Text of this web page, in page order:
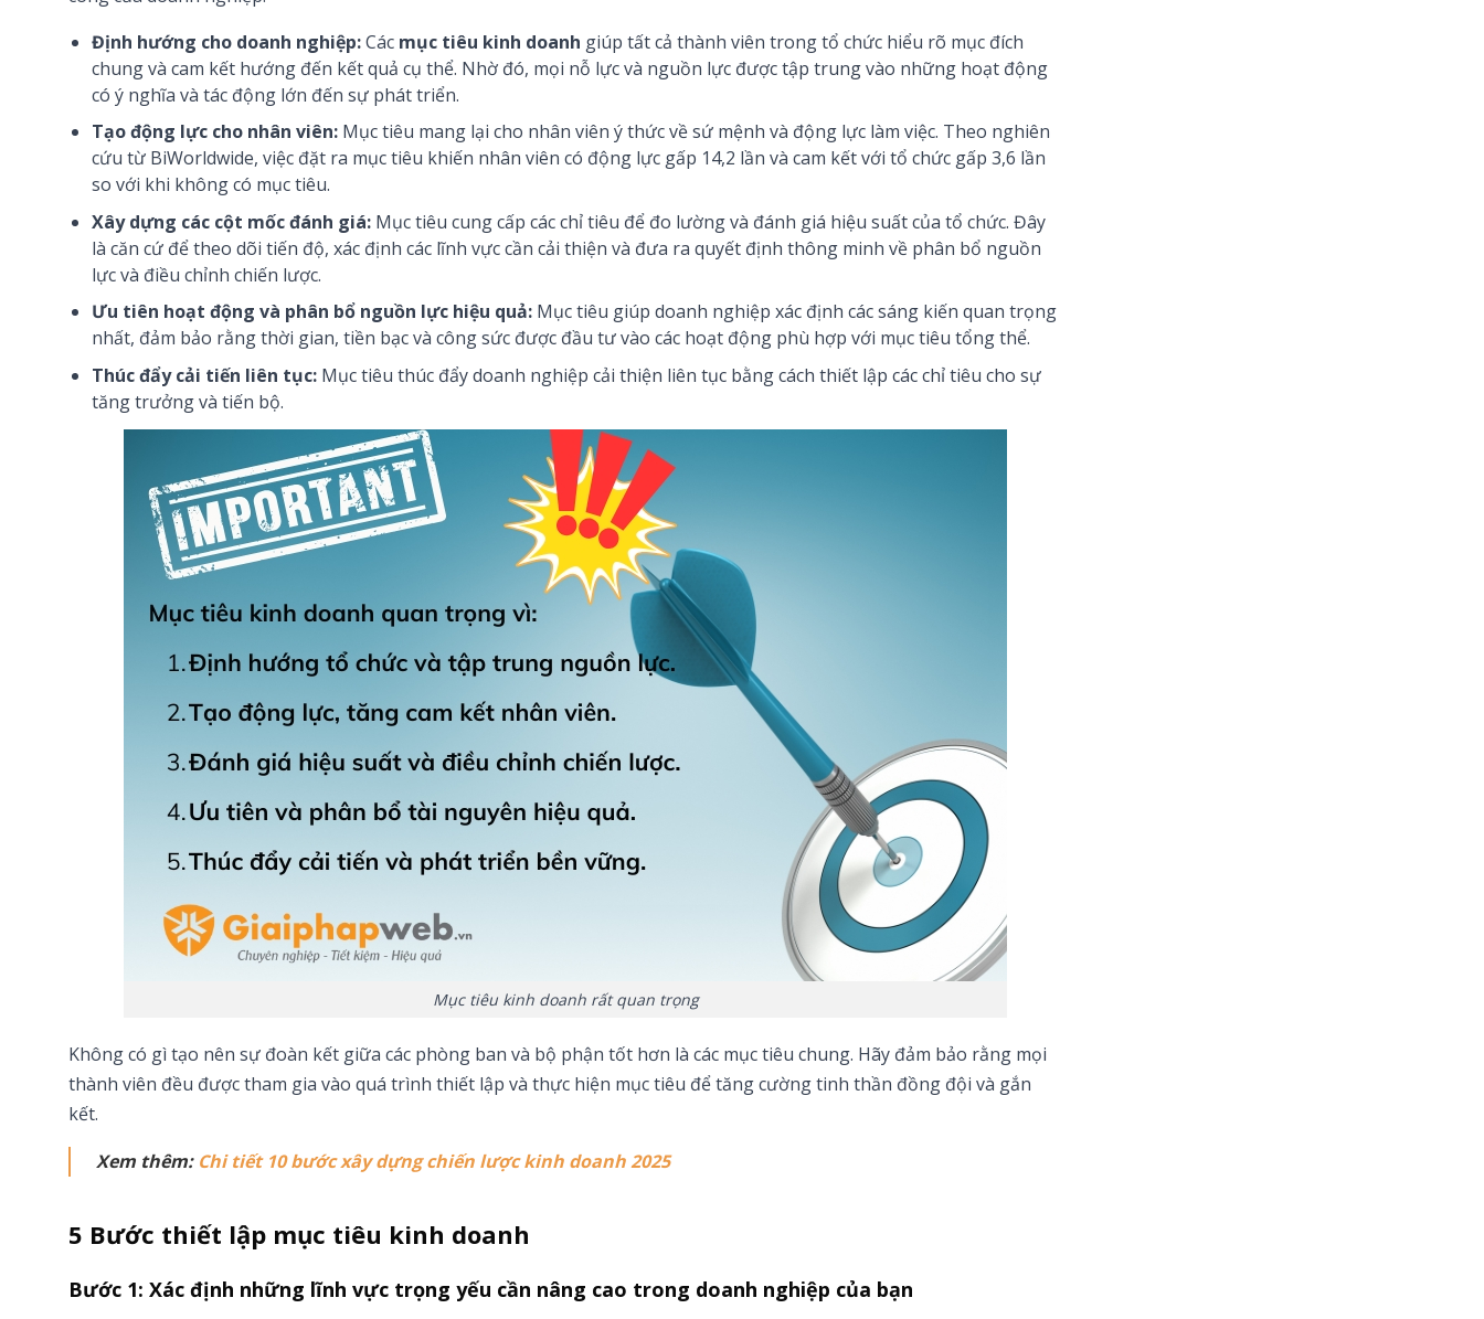
Định hướng cho doanh nghiệp:Các mục tiêu kinh doanh giúp tất cả thành viên trong tổ chức hiểu rõ mục đích
chung và cam kết hướng đến kết quả cụ thể. Nhờ đó, mọi nỗ lực và nguồn lực được tập trung vào những hoạt động
có ý nghĩa và tác động lớn đến sự phát triển.
Tạo động lực cho nhân viên:Mục tiêu mang lại cho nhân viên ý thức về sứ mệnh và động lực làm việc. Theo nghiên
cứu từ BiWorldwide, việc đặt ra mục tiêu khiến nhân viên có động lực gấp 14,2 lần và cam kết với tổ chức gấp 3,6 lần
so với khi không có mục tiêu.
Xây dựng các cột mốc đánh giá:Mục tiêu cung cấp các chỉ tiêu để đo lường và đánh giá hiệu suất của tổ chức. Đây
là căn cứ để theo dõi tiến độ, xác định các lĩnh vực cần cải thiện và đưa ra quyết định thông minh về phân bổ nguồn
lực và điều chỉnh chiến lược.
Ưu tiên hoạt động và phân bổ nguồn lực hiệu quả:Mục tiêu giúp doanh nghiệp xác định các sáng kiến quan trọng
nhất, đảm bảo rằng thời gian, tiền bạc và công sức được đầu tư vào các hoạt động phù hợp với mục tiêu tổng thể.
Thúc đẩy cải tiến liên tục:Mục tiêu thúc đẩy doanh nghiệp cải thiện liên tục bằng cách thiết lập các chỉ tiêu cho sự
tăng trưởng và tiến bộ.
Mục tiêu kinh doanh rất quan trọng
Không có gì tạo nên sự đoàn kết giữa các phòng ban và bộ phận tốt hơn là các mục tiêu chung. Hãy đảm bảo rằng mọi
thành viên đều được tham gia vào quá trình thiết lập và thực hiện mục tiêu để tăng cường tinh thần đồng đội và gắn
kết.
Xem thêm: Chi tiết 10 bước xây dựng chiến lược kinh doanh 2025
5 Bước thiết lập mục tiêu kinh doanh
Bước 1: Xác định những lĩnh vực trọng yếu cần nâng cao trong doanh nghiệp của bạn